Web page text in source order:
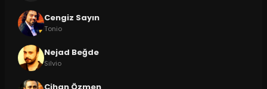
Cengiz Sayın
Tonio
Nejad Beğde
Silvio